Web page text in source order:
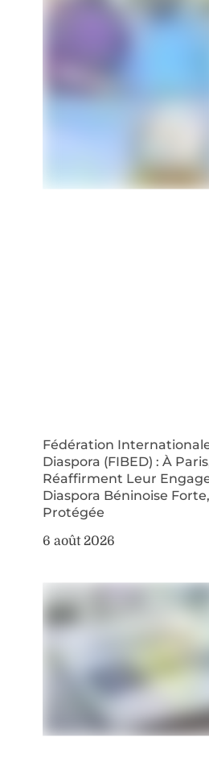
Fédération
Diaspora (FIBED) : À
Réaffirment Leur
Diaspora Béninoise
Protégée
6 août 2026